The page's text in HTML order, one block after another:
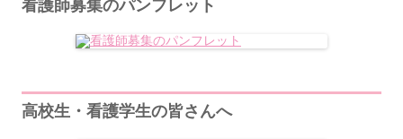
ョ
看護師募集のパンフレット
高校生・看護学生の皆さんへ